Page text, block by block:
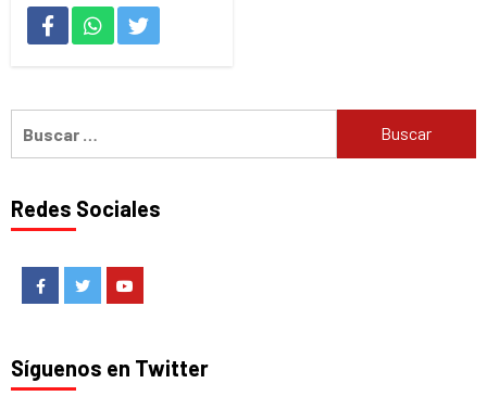
Redes Sociales
FacebookTwitter
Síguenos en Twitter